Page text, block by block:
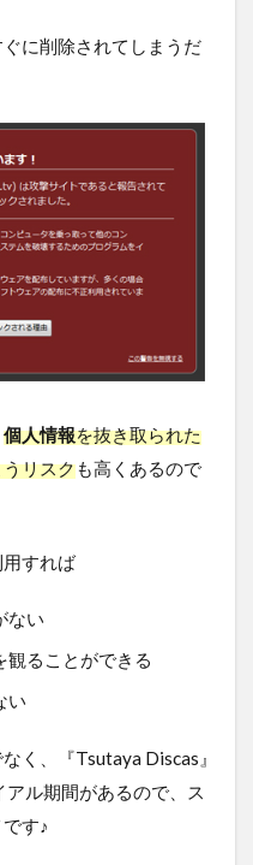
に削除されてしまうだ
個人情報を抜き取られた
リスクも高くあるので
すれば
ない
観ることができる
い
く、『Tsutaya Discas』
ル期間があるので、ス
す♪